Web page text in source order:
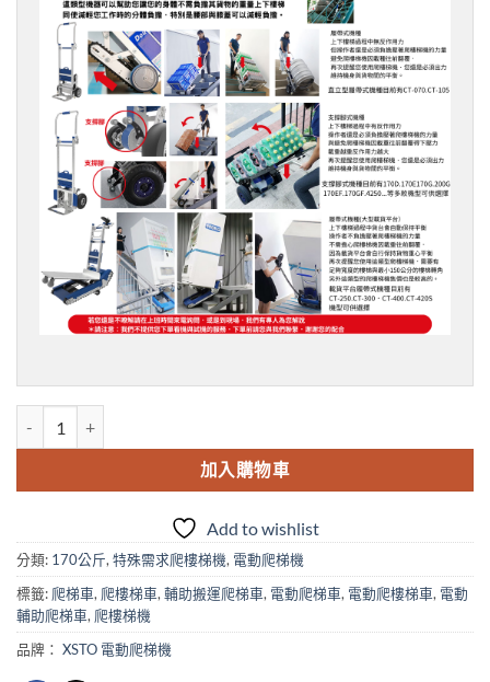
加入購物車
Add to wishlist
分類: 170公斤, 特殊需求爬樓梯機, 電動爬梯機
標籤: 爬梯車, 爬樓梯車, 輔助搬運爬梯車, 電動爬梯車, 電動爬樓梯車, 電動
輔助爬梯車, 爬樓梯機
品牌： XSTO 電動爬梯機